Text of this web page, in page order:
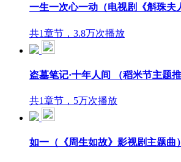
一生一次心一动（电视剧《斛珠夫
共1章节，3.8万次播放
盗墓笔记·十年人间 （稻米节主题推
共1章节，5万次播放
如一（《周生如故》影视剧主题曲）